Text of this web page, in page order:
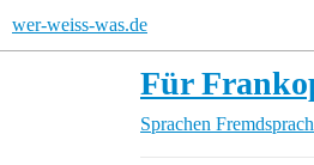
wer-weiss-was.de
Für
Sprachen